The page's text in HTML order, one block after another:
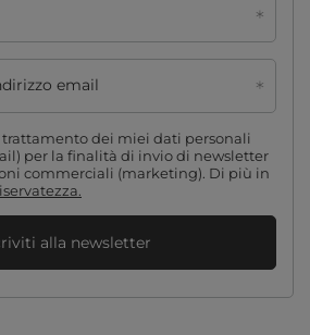
email
trattamento dei miei dati personali
per la finalità di invio di newsletter
commerciali (marketing). Di più in
alla newsletter